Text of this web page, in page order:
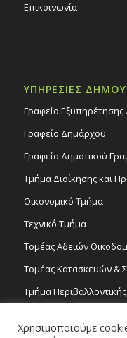
Επικοινωνία
ΥΠΗΡΕΣΙΕΣ ΔΗΜΟΥ
Γραφείο
Γραφείο Δημάρχου
Γραφείο Δημοτικού
Τμήμα Διοίκησης και
Οικονομικό Τμήμα
Τεχνικό Τμήμα
Τομέας Αδειών
Τομέας Κατασκευών &
Τμήμα
Χρησιμοποιούμε